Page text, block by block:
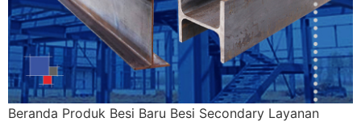
Beranda Produk Besi Baru Besi Secondary Layanan